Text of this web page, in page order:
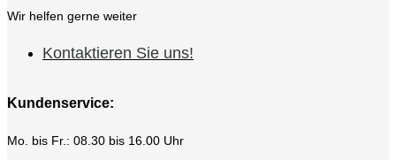
Wir helfen gerne weiter
Kontaktieren Sie uns!
Kundenservice:
Mo. bis Fr.: 08.30 bis 16.00 Uhr